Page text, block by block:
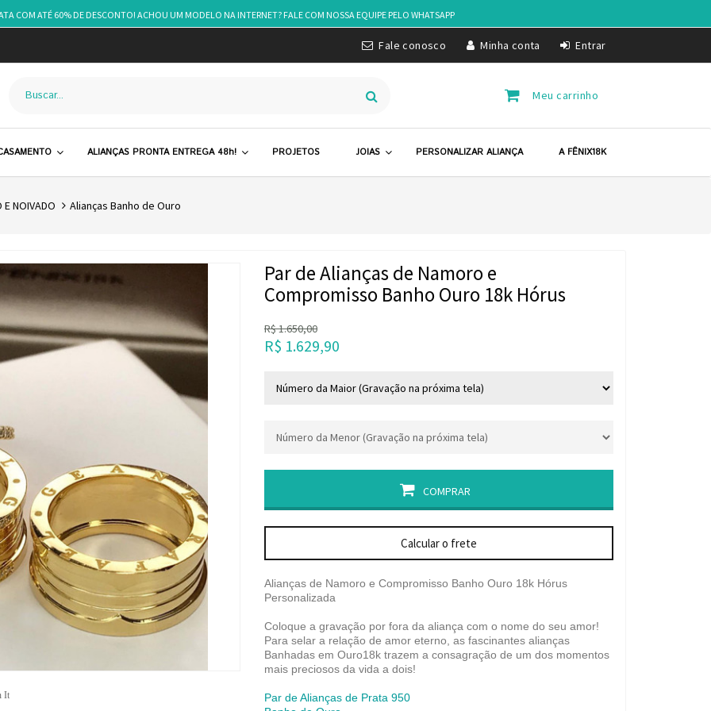
COM ATÉ 60% DE DESCONTO! ACHOU UM MODELO NA INTERNET? FALE COM NOSSA EQUIPE PELO WHATSAPP
Fale conosco Minha conta Entrar
Meu carrinho
ALIANÇAS PRONTA ENTREGA 48h! PROJETOS JOIAS PERSONALIZAR ALIANÇA A FÊNIX18K
E NOIVADO Alianças Banho de Ouro
It
Par de Alianças de Namoro e
Compromisso Banho Ouro 18k Hórus
R$1.650,00
R$ 1.629,90
COMPRAR
Calcular o frete
Alianças de Namoro e Compromisso Banho Ouro 18k Hórus
Personalizada
Coloque a gravação por fora da aliança com o nome do seu amor!
Para selar a relação de amor eterno, as fascinantes alianças
Banhadas em Ouro18k trazem a consagração de um dos momentos
mais preciosos da vida a dois!
Par de Alianças de Prata 950